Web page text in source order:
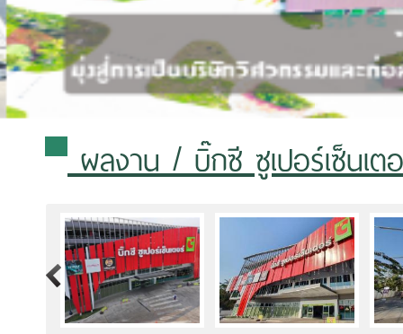
ผลงาน/ บิ๊กซี ซูเปอร์เซ็นเต
>